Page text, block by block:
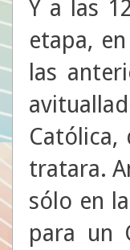
Y a las
etapa,
las
tratara.
sólo en
para un